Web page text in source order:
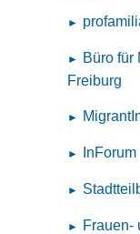
Büro für
Freiburg
InForum
Frauen-